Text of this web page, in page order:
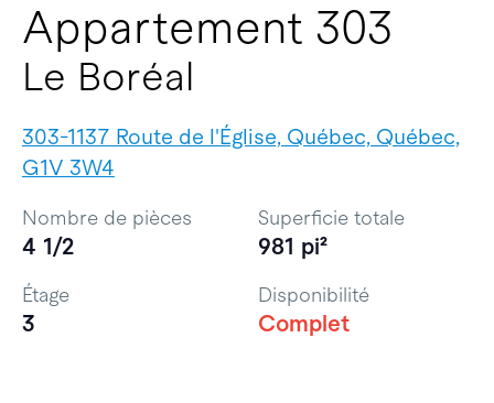
Appartement 303
Le Boréal
303-1137 Route de l'Église, Québec, Québec,
G1V 3W4
Nombre de pièces
4 1/2
Superficie totale
981 pi²
Étage
3
Disponibilité
Complet